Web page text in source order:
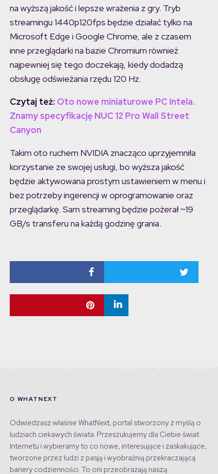
na wyższą jakość i lepsze wrażenia z gry. Tryb
streamingu 1440p120fps będzie działać tylko na
Microsoft Edge i Google Chrome, ale z czasem
inne przeglądarki na bazie Chromium również
najpewniej się tego doczekają, kiedy dodadzą
obsługę odświeżania rzędu 120 Hz.
Czytaj też: Oto nowe miniaturowe PC Intela.
Znamy specyfikację NUC 12 Pro Wall Street
Canyon
Takim oto ruchem NVIDIA znacząco uprzyjemniła
korzystanie ze swojej usługi, bo wyższa jakość
będzie aktywowana prostym ustawieniem w menu i
bez potrzeby ingerencji w oprogramowanie oraz
przeglądarkę. Sam streaming będzie pożerał ~19
GB/s transferu na każdą godzinę grania.
O WHATNEXT
Odwiedzasz właśnie WhatNext, portal stworzony z myślą o
ludziach ciekawych świata. Przeszukujemy dla Ciebie świat
Internetu i wybieramy to co nowe, interesujące i zaskakujące,
tworzone przez ludzi z pasją i wyobraźnią przekraczającą
bariery codzienności. To oni przeobrażają naszą